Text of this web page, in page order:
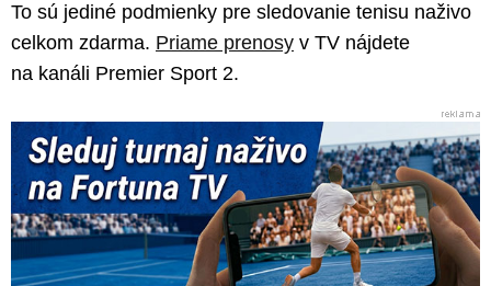
To sú jediné podmienky pre sledovanie tenisu naživo
celkom zdarma. Priame prenosy v TV nájdete
na kanáli Premier Sport 2.